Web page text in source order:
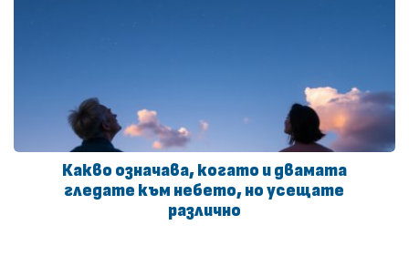
Какво означава, когато и двамата
гледате към небето, но усещате
различно